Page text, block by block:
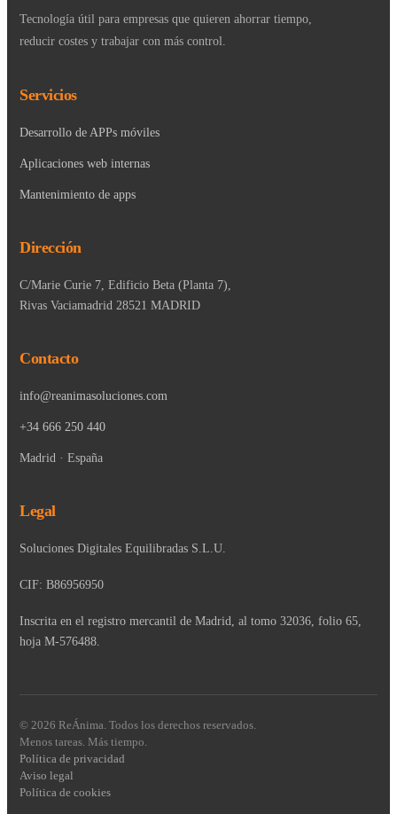
Tecnología útil para empresas que quieren ahorrar tiempo,
reducir costes y trabajar con más control.
Servicios
Desarrollo de APPs móviles
Aplicaciones web internas
Mantenimiento de apps
Dirección
C/Marie Curie 7, Edificio Beta (Planta 7),
Rivas Vaciamadrid 28521 MADRID
Contacto
info@reanimasoluciones.com
+34 666 250 440
Madrid · España
Legal
Soluciones Digitales Equilibradas S.L.U.
CIF: B86956950
Inscrita en el registro mercantil de Madrid, al tomo 32036, folio 65,
hoja M-576488.
© 2026 ReÁnima. Todos los derechos reservados.
Menos tareas. Más tiempo.
Política de privacidad
Aviso legal
Política de cookies